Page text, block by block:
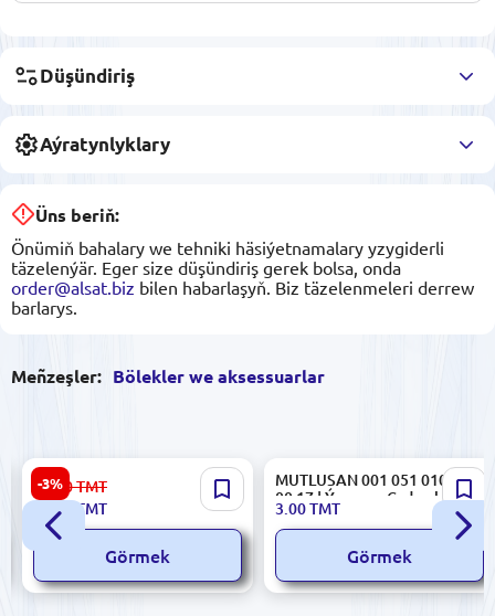
Düşündiriş
Aýratynlyklary
Üns beriň:
Önümiň bahalary we tehniki häsiýetnamalary yzygiderli
täzelenýär. Eger size düşündiriş gerek bolsa, onda
order@alsat.biz bilen habarlaşyň. Biz täzelenmeleri derrew
barlarys.
Meñzeşler: Bölekler we aksessuarlar
-3%
SB SB-02-C6 | Üstki CAT6 Tor
Rozetkasy 2 Port
31.00TMT
30.00
TMT
Görmek
MUTLUSAN 001 051 010020
00 17 | Ýangyna Çydamly
Çeýe Turba Ø20mm Çal
3.00TMT
Görmek